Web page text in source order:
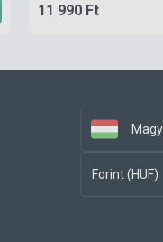
11 990 Ft
Forint (HUF)